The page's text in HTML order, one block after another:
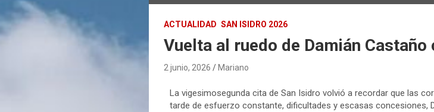
ACTUALIDAD SAN ISIDRO 2026
Vuelta al ruedo de Damián
2 junio, 2026 Mariano
La vigesimosegunda cita de San Isidro volvió a recordar que las
tarde de esfuerzo constante, dificultades y escasas concesiones,